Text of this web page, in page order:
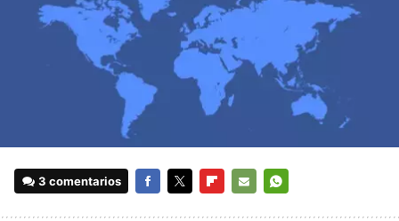
3 comentarios